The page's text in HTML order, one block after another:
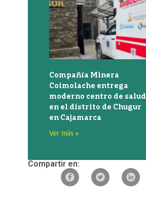
Compañía Minera
Coimolache entrega
moderno centro de salud
en el distrito de Chugur
en Cajamarca
Ver más »
Compartir en: